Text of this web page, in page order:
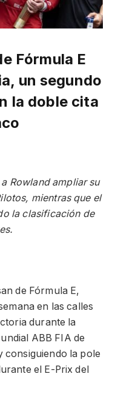
Fórmula E
un segundo
la doble cita
Rowland ampliar su
mientras que el
la clasificación de
de Fórmula E,
en las calles
durante la
ABB FIA de
consiguiendo la pole
el E-Prix del